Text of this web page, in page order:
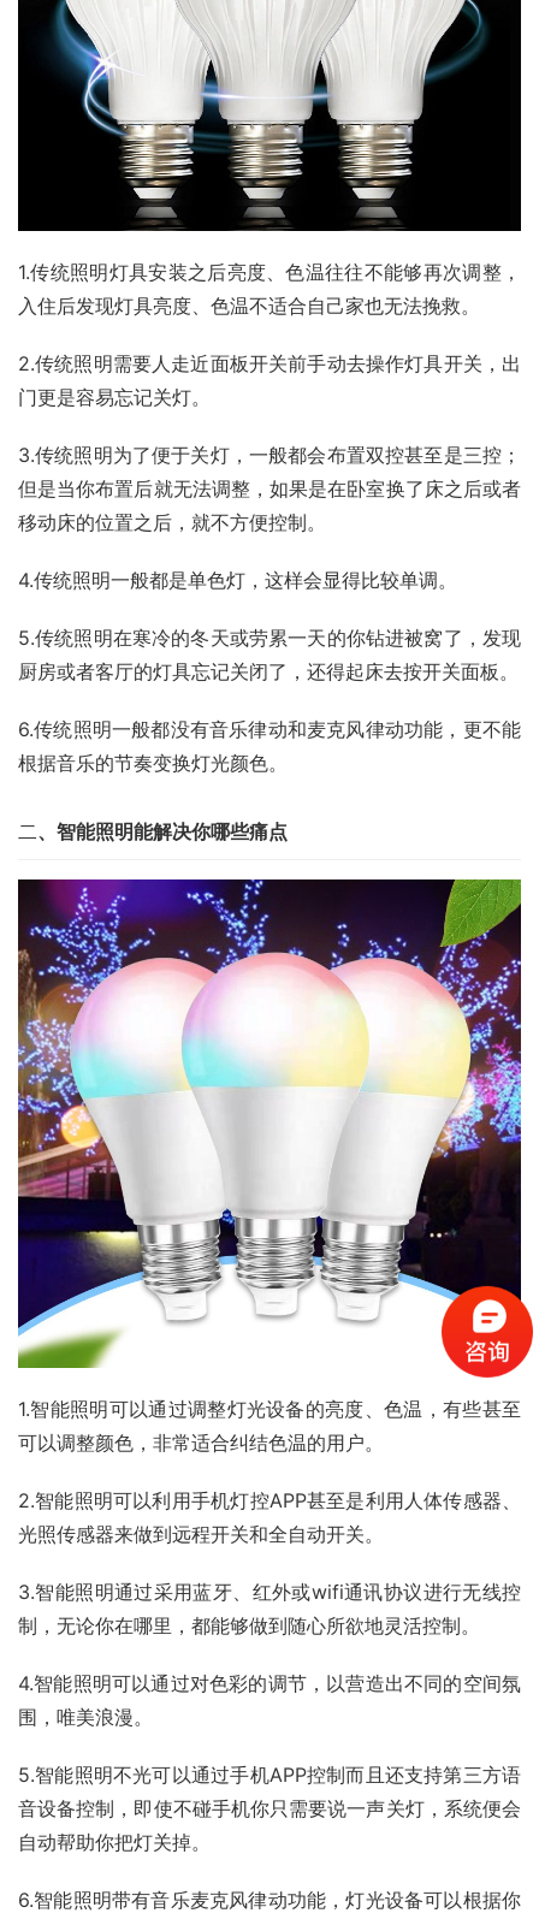
1.传统照明灯具安装之后亮度、色温往往不能够再次调整，
入住后发现灯具亮度、色温不适合自己家也无法挽救。
2.传统照明需要人走近面板开关前手动去操作灯具开关，出
门更是容易忘记关灯。
3.传统照明为了便于关灯，一般都会布置双控甚至是三控；
但是当你布置后就无法调整，如果是在卧室换了床之后或者
移动床的位置之后，就不方便控制。
4.传统照明一般都是单色灯，这样会显得比较单调。
5.传统照明在寒冷的冬天或劳累一天的你钻进被窝了，发现
厨房或者客厅的灯具忘记关闭了，还得起床去按开关面板。
6.传统照明一般都没有音乐律动和麦克风律动功能，更不能
根据音乐的节奏变换灯光颜色。
二、智能照明能解决你哪些痛点
1.智能照明可以通过调整灯光设备的亮度、色温，有些甚至
可以调整颜色，非常适合纠结色温的用户。
2.智能照明可以利用手机灯控APP甚至是利用人体传感器、
光照传感器来做到远程开关和全自动开关。
3.智能照明通过采用蓝牙、红外或wifi通讯协议进行无线控
制，无论你在哪里，都能够做到随心所欲地灵活控制。
4.智能照明可以通过对色彩的调节，以营造出不同的空间氛
围，唯美浪漫。
5.智能照明不光可以通过手机APP控制而且还支持第三方语
音设备控制，即使不碰手机你只需要说一声关灯，系统便会
自动帮助你把灯关掉。
6.智能照明带有音乐麦克风律动功能，灯光设备可以根据你